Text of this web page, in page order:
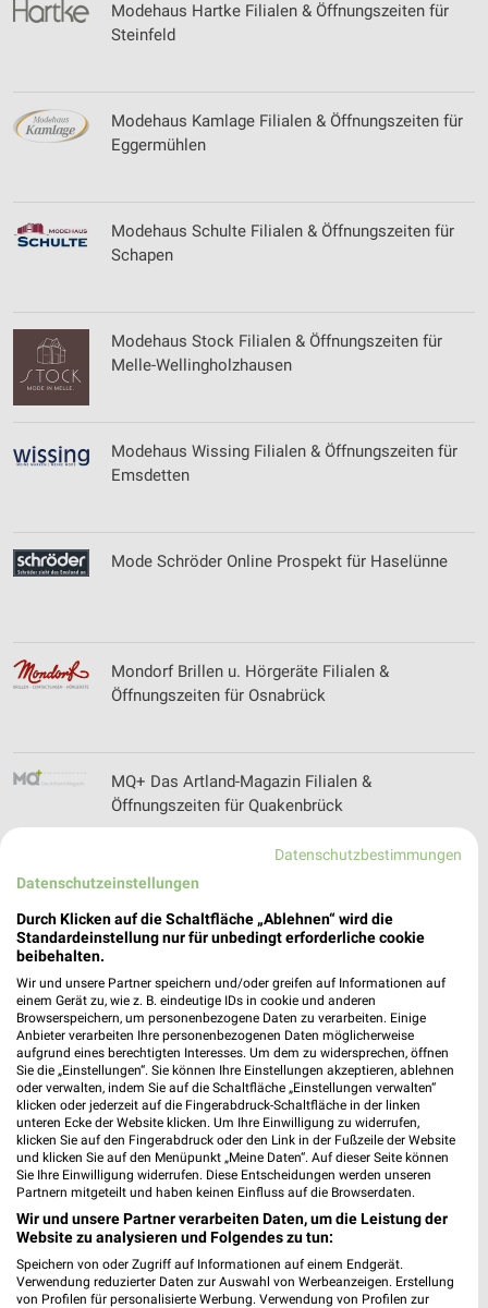
Modehaus Hartke Filialen & Öffnungszeiten für
Steinfeld
Modehaus Kamlage Filialen & Öffnungszeiten für
Eggermühlen
Modehaus Schulte Filialen & Öffnungszeiten für
Schapen
Modehaus Stock Filialen & Öffnungszeiten für
Melle-Wellingholzhausen
Modehaus Wissing Filialen & Öffnungszeiten für
Emsdetten
Mode Schröder Online Prospekt für Haselünne
Mondorf Brillen u. Hörgeräte Filialen &
Öffnungszeiten für Osnabrück
MQ+ Das Artland-Magazin Filialen &
Öffnungszeiten für Quakenbrück
Mr. Wash Filialen & Öffnungszeiten für
Osnabrück
MuKK Filialen & Öffnungszeiten für Münster
Multipolster Katalog und Prospekte für Bielefeld
Museumsdorf Cloppenburg Filialen &
Öffnungszeiten für Cloppenburg
Datenschutzbestimmungen
Datenschutzeinstellungen
Durch Klicken auf die Schaltfläche „Ablehnen“ wird die
Standardeinstellung nur für unbedingt erforderliche cookie
beibehalten.
Wir und unsere Partner speichern und/oder greifen auf Informationen auf
einem Gerät zu, wie z. B. eindeutige IDs in cookie und anderen
Browserspeichern, um personenbezogene Daten zu verarbeiten. Einige
Anbieter verarbeiten Ihre personenbezogenen Daten möglicherweise
aufgrund eines berechtigten Interesses. Um dem zu widersprechen, öffnen
Sie die „Einstellungen“. Sie können Ihre Einstellungen akzeptieren, ablehnen
oder verwalten, indem Sie auf die Schaltfläche „Einstellungen verwalten“
klicken oder jederzeit auf die Fingerabdruck-Schaltfläche in der linken
unteren Ecke der Website klicken. Um Ihre Einwilligung zu widerrufen,
klicken Sie auf den Fingerabdruck oder den Link in der Fußzeile der Website
und klicken Sie auf den Menüpunkt „Meine Daten“. Auf dieser Seite können
Sie Ihre Einwilligung widerrufen. Diese Entscheidungen werden unseren
Partnern mitgeteilt und haben keinen Einfluss auf die Browserdaten.
Wir und unsere Partner verarbeiten Daten, um die Leistung der
Website zu analysieren und Folgendes zu tun:
Speichern von oder Zugriff auf Informationen auf einem Endgerät.
Verwendung reduzierter Daten zur Auswahl von Werbeanzeigen. Erstellung
von Profilen für personalisierte Werbung. Verwendung von Profilen zur